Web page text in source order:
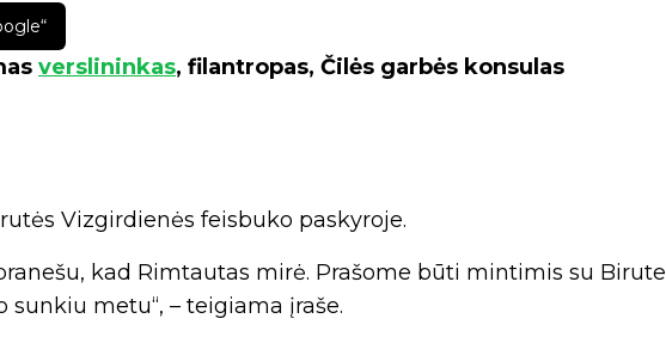
verslininkas, filantropas, Čilės garbės konsulas
Vizgirdienės feisbuko paskyroje.
kad Rimtautas mirė. Prašome būti mintimis su Birute
metu“, – teigiama įraše.